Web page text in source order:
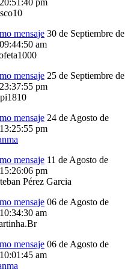
pm
30 de Septiembre de
am
25 de Septiembre de
pm
24 de Agosto de
pm
11 de Agosto de
pm
Pérez Garcia
06 de Agosto de
am
06 de Agosto de
am